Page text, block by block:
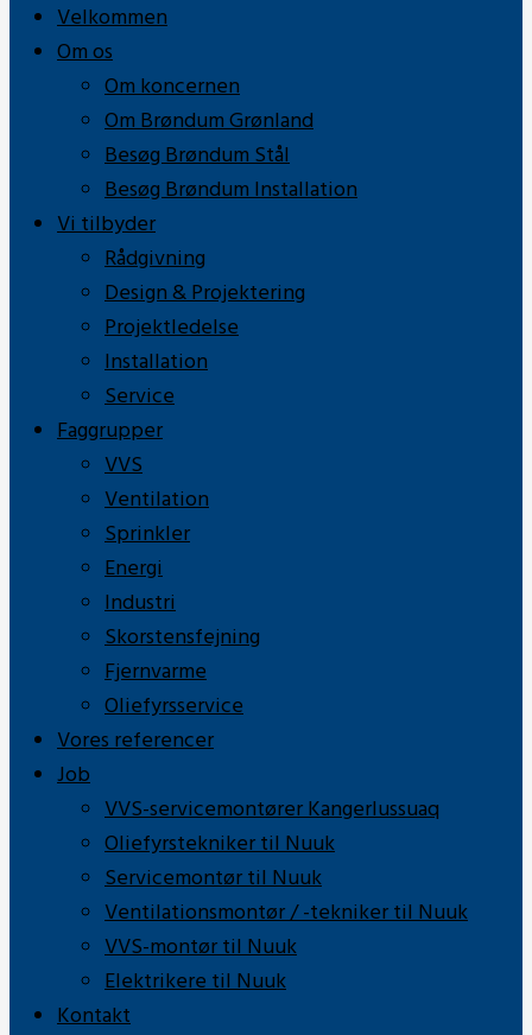
Velkommen
Om os
Om koncernen
Om Brøndum Grønland
Besøg Brøndum Stål
Besøg Brøndum Installation
Vi tilbyder
Rådgivning
Design & Projektering
Projektledelse
Installation
Service
Faggrupper
VVS
Ventilation
Sprinkler
Energi
Industri
Skorstensfejning
Fjernvarme
Oliefyrsservice
Vores referencer
Job
VVS-servicemontører Kangerlussuaq
Oliefyrstekniker til Nuuk
Servicemontør til Nuuk
Ventilationsmontør / -tekniker til Nuuk
VVS-montør til Nuuk
Elektrikere til Nuuk
Kontakt